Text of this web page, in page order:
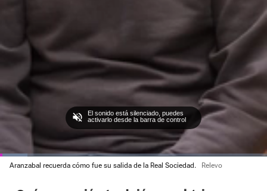
Current
0:02 / Duration
1:55
Loaded
El sonido está silenciado, puedes
activarlo desde la barra de control
Aranzabal recuerda cómo fue su salida de la Real Sociedad. Relevo